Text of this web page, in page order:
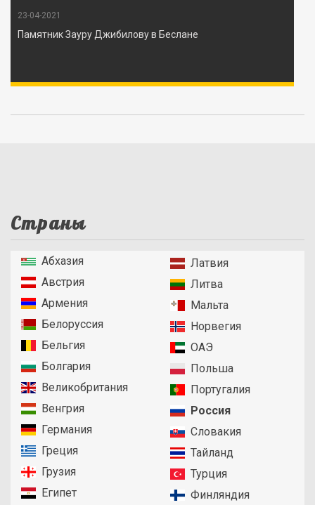
23-04-2021
Памятник Зауру Джибилову в Беслане
Страны
Абхазия
Австрия
Армения
Белоруссия
Бельгия
Болгария
Великобритания
Венгрия
Германия
Греция
Грузия
Египет
Латвия
Литва
Мальта
Норвегия
ОАЭ
Польша
Португалия
Россия
Словакия
Тайланд
Турция
Финляндия